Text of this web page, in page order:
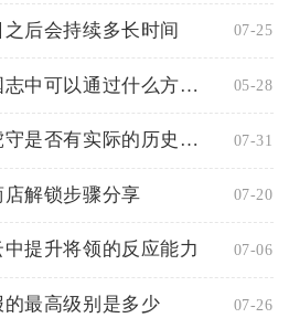
后会持续多长时间 07-25
马超在少年三国志中可以通过什么方式获得 05-28
攻城掠地桃源虎守是否有实际的历史依据 07-31
解锁步骤分享 07-20
提升将领的反应能力 07-06
最高级别是多少 07-26